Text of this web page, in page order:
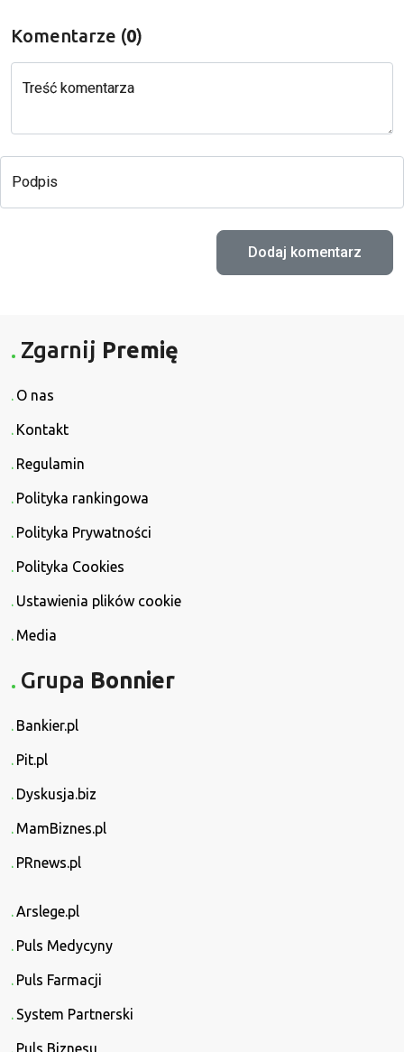
Komentarze (0)
Treść komentarza
Podpis
Zgarnij Premię
O nas
Kontakt
Regulamin
Polityka rankingowa
Polityka Prywatności
Polityka Cookies
Ustawienia plików cookie
Media
Grupa Bonnier
Bankier.pl
Pit.pl
Dyskusja.biz
MamBiznes.pl
PRnews.pl
Arslege.pl
Puls Medycyny
Puls Farmacji
System Partnerski
Puls Biznesu